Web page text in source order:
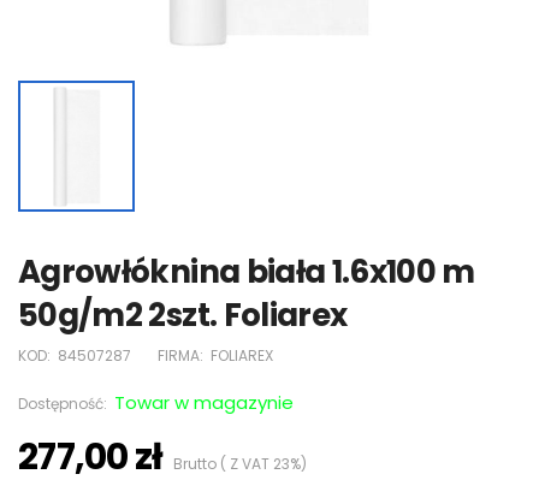
Agrowłóknina biała 1.6x100 m
50g/m2 2szt. Foliarex
KOD: 84507287 FIRMA: FOLIAREX
Dostępność: Towar w magazynie
277,00 złBrutto ( Z VAT 23%)